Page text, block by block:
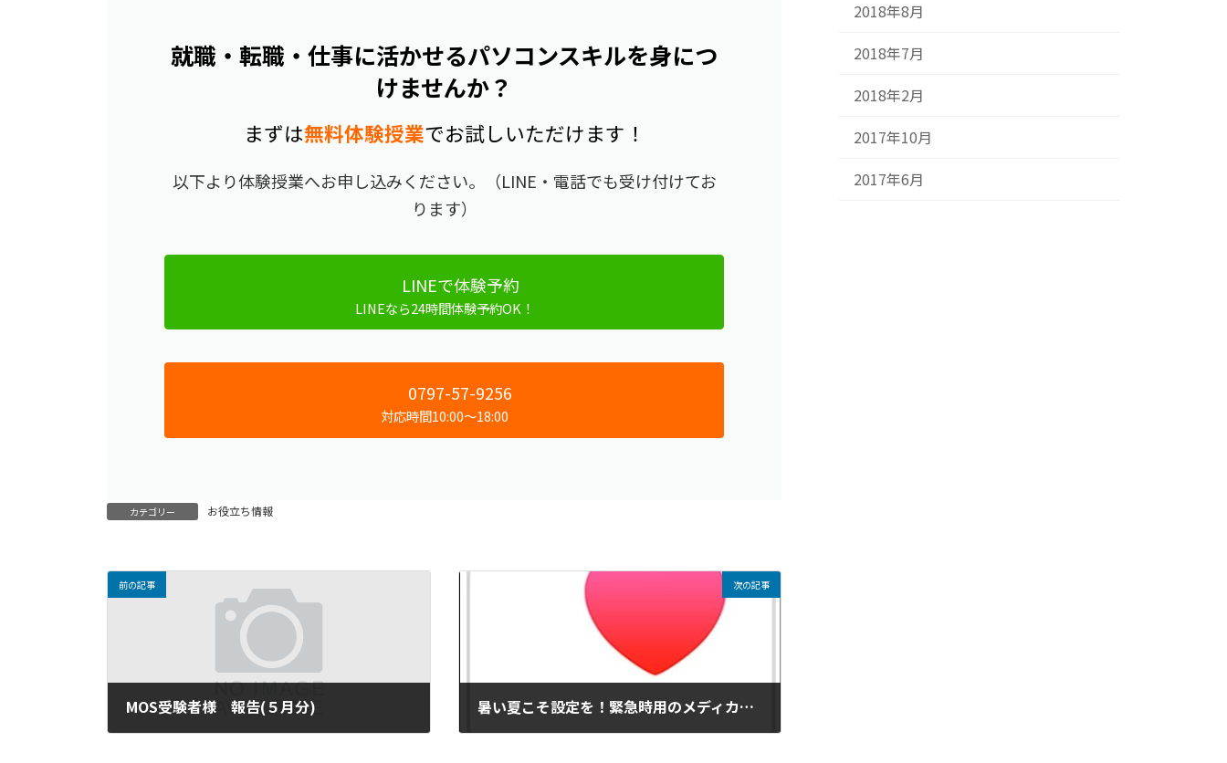
就職・転職・仕事に活かせるパソコンスキルを身につ
けませんか？
まずは無料体験授業でお試しいただけます！
以下より体験授業へお申し込みください。（LINE・電話でも受け付けてお
ります）
LINEで体験予約
LINEなら24時間体験予約OK！
0797-57-9256
対応時間10:00～18:00
カテゴリー お役立ち情報
前の記事
MOS受験者様 報告(５月分)
2019年7月30日
次の記事
暑い夏こそ設定を！緊急時用のメディカルID
2019年8月9日
2018年8月
2018年7月
2018年2月
2017年10月
2017年6月